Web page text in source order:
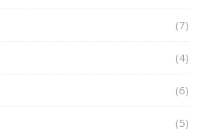
(7)
(4)
(6)
(5)